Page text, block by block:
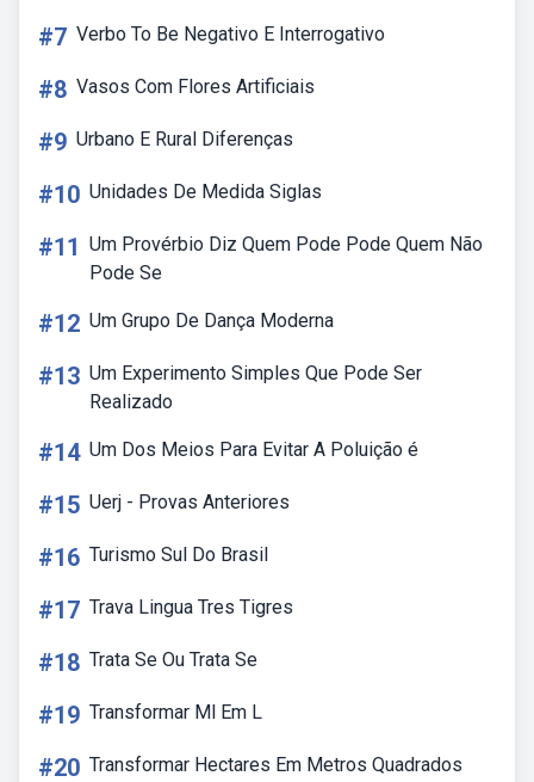
#7 Verbo To Be Negativo E Interrogativo
#8 Vasos Com Flores Artificiais
#9 Urbano E Rural Diferenças
#10 Unidades De Medida Siglas
#11 Um Provérbio Diz Quem Pode Pode Quem Não
Pode Se
#12 Um Grupo De Dança Moderna
#13 Um Experimento Simples Que Pode Ser
Realizado
#14 Um Dos Meios Para Evitar A Poluição é
#15 Uerj - Provas Anteriores
#16 Turismo Sul Do Brasil
#17 Trava Lingua Tres Tigres
#18 Trata Se Ou Trata Se
#19 Transformar Ml Em L
#20 Transformar Hectares Em Metros Quadrados